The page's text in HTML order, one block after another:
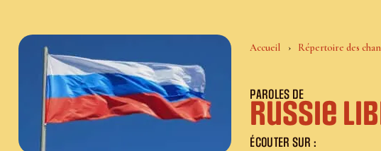
Accueil Répertoire des
PAROLES DE
Russie
ÉCOUTER SUR :